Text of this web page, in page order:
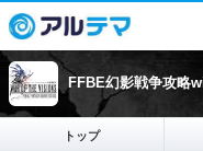
FFBE幻影戦争攻略
トップ